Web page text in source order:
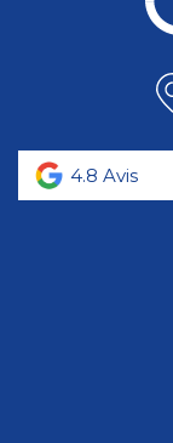
4.8 Avis